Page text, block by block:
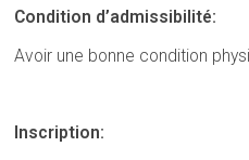
Condition d’admissibilité:
Avoir une bonne condition
Inscription: